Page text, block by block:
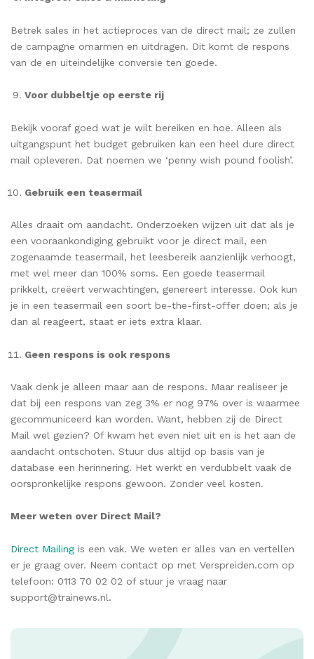
Betrek sales in het actieproces van de direct mail; ze zullen
de campagne omarmen en uitdragen. Dit komt de respons
van de en uiteindelijke conversie ten goede.
Voor dubbeltje op eerste rij
Bekijk vooraf goed wat je wilt bereiken en hoe. Alleen als
uitgangspunt het budget gebruiken kan een heel dure direct
mail opleveren. Dat noemen we ‘penny wish pound foolish’.
Gebruik een teasermail
Alles draait om aandacht. Onderzoeken wijzen uit dat als je
een vooraankondiging gebruikt voor je direct mail, een
zogenaamde teasermail, het leesbereik aanzienlijk verhoogt,
met wel meer dan 100% soms. Een goede teasermail
prikkelt, creëert verwachtingen, genereert interesse. Ook kun
je in een teasermail een soort be-the-first-offer doen; als je
dan al reageert, staat er iets extra klaar.
Geen respons is ook respons
Vaak denk je alleen maar aan de respons. Maar realiseer je
dat bij een respons van zeg 3% er nog 97% over is waarmee
gecommuniceerd kan worden. Want, hebben zij de Direct
Mail wel gezien? Of kwam het even niet uit en is het aan de
aandacht ontschoten. Stuur dus altijd op basis van je
database een herinnering. Het werkt en verdubbelt vaak de
oorspronkelijke respons gewoon. Zonder veel kosten.
Meer weten over Direct Mail?
Direct Mailing is een vak. We weten er alles van en vertellen
er je graag over. Neem contact op met Verspreiden.com op
telefoon: 0113 70 02 02 of stuur je vraag naar
support@trainews.nl.